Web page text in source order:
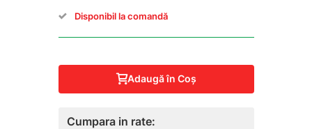
Disponibil la comandă
Adaugă în Coş
Cumpara in rate: